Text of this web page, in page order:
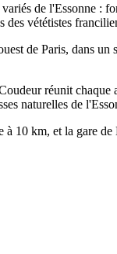
de l'Essonne :
des vététistes
de Paris, dans
réunit
naturelles de
10 km, et la gare